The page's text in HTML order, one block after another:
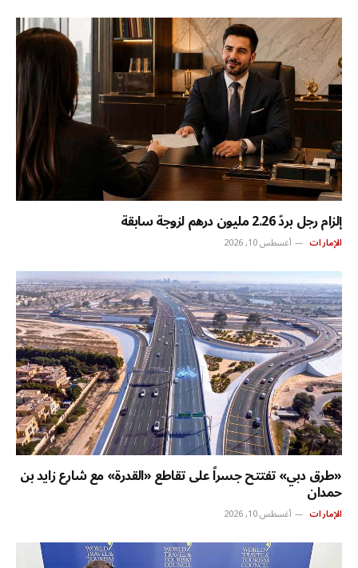
إلزام رجل بردّ 2.26 مليون درهم لزوجة سابقة
الإمارات أغسطس 10, 2026
«طرق دبي» تفتتح جسراً على تقاطع «القدرة» مع شارع زايد بن
حمدان
الإمارات أغسطس 10, 2026